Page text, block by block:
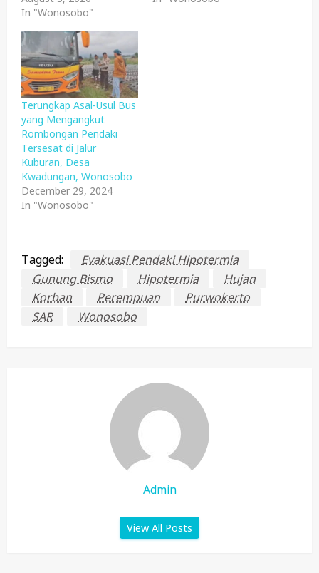
In "Wonosobo"
Terungkap Asal-Usul Bus
yang Mengangkut
Rombongan Pendaki
Tersesat di Jalur
Kuburan, Desa
Kwadungan, Wonosobo
December 29, 2024
In "Wonosobo"
Tagged:
Evakuasi Pendaki Hipotermia
Gunung Bismo
Hipotermia
Hujan
Korban
Perempuan
Purwokerto
SAR
Wonosobo
Admin
View All Posts